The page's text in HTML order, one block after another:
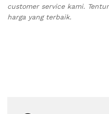
customer service kami.
harga yang terbaik.